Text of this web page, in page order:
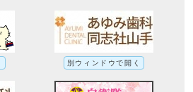
別ウィンドウで開く